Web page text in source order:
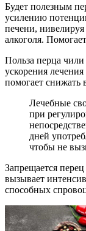
Будет полезным
усилению
печени,
алкоголя.
Польза перца
ускорения
помогает снижать
Лечебные
при
дней
чтобы не
Запрещается
вызывает
способных